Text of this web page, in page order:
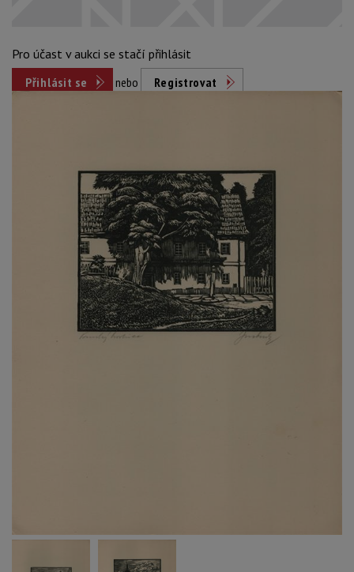
Pro účast v aukci se stačí přihlásit
Přihlásit se
nebo Registrovat